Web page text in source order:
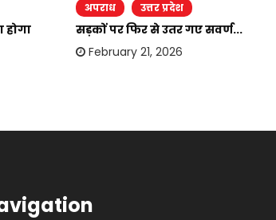
अपराध उत्तर प्रदेश
सड़कों पर फिर से उतर गए सवर्ण...
February 21, 2026